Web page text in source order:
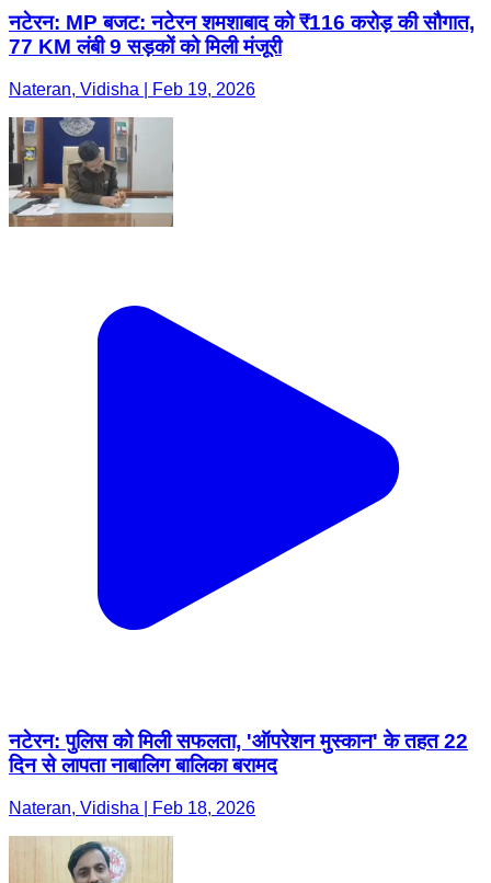
नटेरन: MP बजट: नटेरन शमशाबाद को ₹116 करोड़ की सौगात,
77 KM लंबी 9 सड़कों को मिली मंजूरी
Nateran, Vidisha | Feb 19, 2026
नटेरन: पुलिस को मिली सफलता, 'ऑपरेशन मुस्कान' के तहत 22
दिन से लापता नाबालिग बालिका बरामद
Nateran, Vidisha | Feb 18, 2026